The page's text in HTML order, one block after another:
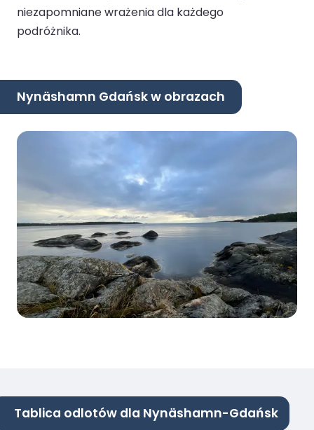
niezapomniane wrażenia dla każdego
podróżnika.
Nynäshamn Gdańsk w obrazach
Tablica odlotów dla Nynäshamn-Gdańsk